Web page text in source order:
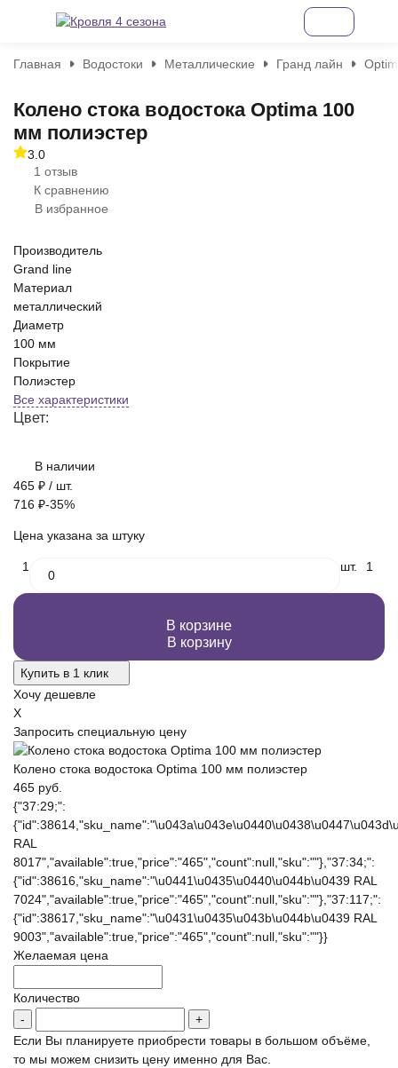
Главная Водостоки Металлические Гранд лайн
Колено стока водостока Optima 100
мм полиэстер
3.0
1 отзыв
К сравнению
В избранное
Производитель
Grand line
Материал
металлический
Диаметр
100 мм
Покрытие
Полиэстер
Все характеристики
Цвет:
В наличии
465 ₽ / шт.
716 ₽-35%
Цена указана за штуку
1 шт. 1
В корзине
В корзину
Купить в 1 клик
Хочу дешевле
X
Запросить специальную цену
Колено стока водостока Optima 100 мм полиэстер
465 руб.
{"37:29;":
RAL
8017","available":true,"price":"465","count":null,"sku":""},"37:34;":
{"id":38616,"sku_name":"\u0441\u0435\u0440\u044b\u0439 RAL
7024","available":true,"price":"465","count":null,"sku":""},"37:117;":
{"id":38617,"sku_name":"\u0431\u0435\u043b\u044b\u0439 RAL
9003","available":true,"price":"465","count":null,"sku":""}}
Желаемая цена
Количество
Если Вы планируете приобрести товары в большом объёме,
то мы можем снизить цену именно для Вас.